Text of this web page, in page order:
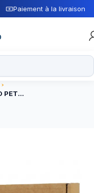
Paiement à la livraison
Filament 3D PETG ROSE 1.75mm nipovas